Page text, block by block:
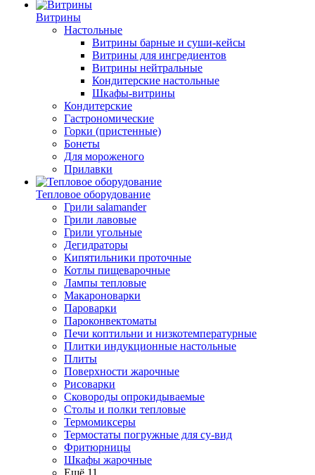
Витрины
Настольные
Витрины барные и суши-кейсы
Витрины для ингредиентов
Витрины нейтральные
Кондитерские настольные
Шкафы-витрины
Кондитерские
Гастрономические
Горки (пристенные)
Бонеты
Для мороженого
Прилавки
Тепловое оборудование
Грили salamander
Грили лавовые
Грили угольные
Дегидраторы
Кипятильники проточные
Котлы пищеварочные
Лампы тепловые
Макароноварки
Пароварки
Пароконвектоматы
Печи коптильни и низкотемпературные
Плитки индукционные настольные
Плиты
Поверхности жарочные
Рисоварки
Сковороды опрокидываемые
Столы и полки тепловые
Термомиксеры
Термостаты погружные для су-вид
Фритюрницы
Шкафы жарочные
Ещё 11